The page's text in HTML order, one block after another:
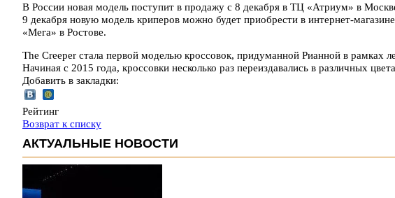
В России новая модель поступит в продажу с 8 декабря в ТЦ «Атриум» в
9 декабря новую модель криперов можно будет приобрести в интернет-
«Мега» в Ростове.
The Creeper стала первой моделью кроссовок, придуманной Рианной в рамках
Начиная с 2015 года, кроссовки несколько раз переиздавались в различных
Добавить в закладки:
Рейтинг
Возврат к списку
АКТУАЛЬНЫЕ НОВОСТИ